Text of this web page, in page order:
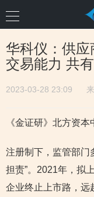
华科仪：供应
交易能力 共
2023-03-28 23:09
《金证研》北方资
注册制下，监管部门
担责”。2021年，拟
企业终止上市路，远